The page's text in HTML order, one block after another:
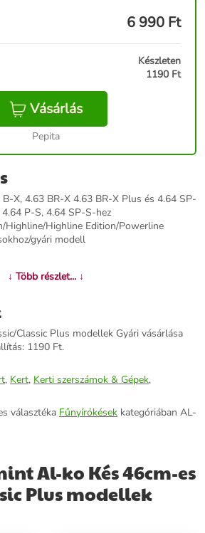
6 990 Ft
Készleten
1190 Ft
Vásárlás
Pepita
X, 4.63 BR-X 4.63 BR-X Plus és 4.64 SP-
P-S, 4.64 SP-S-hez
Highline/Highline Edition/Powerline
gyári modell
↓ Több részlet... ↓
Classic Plus modellek Gyári vásárlása
1190 Ft.
, Kert, Kerti szerszámok & Gépek,
választéka Fűnyírókések kategóriában AL-
Al-ko Kés 46cm-es
Plus modellek